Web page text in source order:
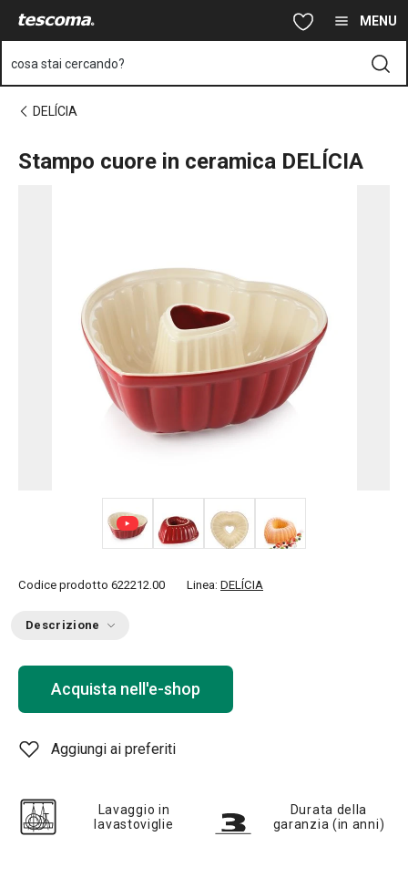
Vai al contenuto principale MENU
cosa stai cercando?
DELÍCIA
Stampo cuore in ceramica DELÍCIA
Codice prodotto 622212.00 Linea: DELÍCIA
Descrizione
Acquista nell'e-shop
Aggiungi ai preferiti
Lavaggio in
lavastoviglie
Durata della
garanzia (in anni)